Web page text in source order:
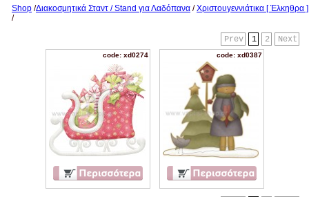
Shop /Διακοσμητικά Σταντ / Stand για Λαδόπανα /Χριστουγεννιάτικα [ Έλκηθρα ]
/
Next
2
1
Prev
code: xd0274 code: xd0387